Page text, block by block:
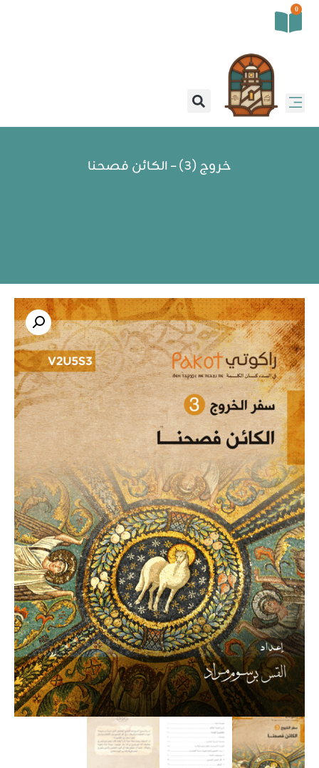
0
خروج (3) – الكائن فصحنا